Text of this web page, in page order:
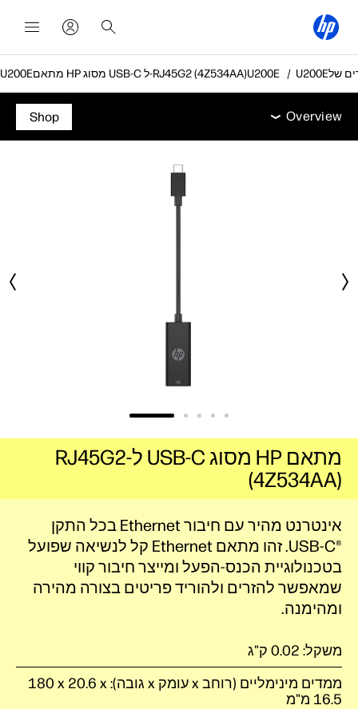
מתאם HP מסוג USB-C ל-RJ45G2 (4Z534AA)
Overview מפרט טכני אביזרים
תמיכה
Overview
Shop
אינטרנט מהיר עם חיבור Ethernet בכל התקן
USB-C®‎‏. זהו מתאם Ethernet קל לנשיאה שפועל
בטכנולוגיית הכנס-הפעל ומייצר חיבור קווי
שמאפשר להזרים ולהוריד פריטים בצורה מהירה
ומהימנה.
משקל: 0.02 ק"ג
ממדים מינימליים (רוחב x עומק x גובה): ‎180 x 20.6 x
16.5 מ"מ
מתאם HP מסוג USB-C ל-RJ45G2
(4Z534AA)